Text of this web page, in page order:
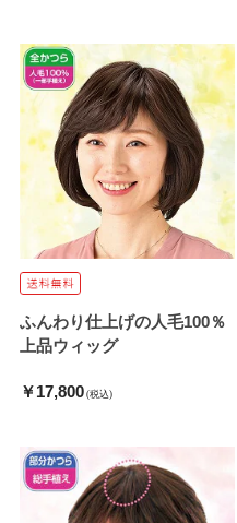
ふんわり仕上げの人毛100％
上品ウィッグ
￥17,800 (税込)